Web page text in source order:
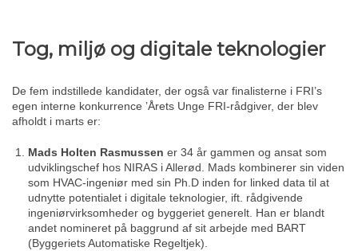
Tog, miljø og digitale teknologier
De fem indstillede kandidater, der også var finalisterne i FRI’s
egen interne konkurrence ’Årets Unge FRI-rådgiver, der blev
afholdt i marts er:
Mads Holten Rasmussen er 34 år gammen og ansat som
udviklingschef hos NIRAS i Allerød. Mads kombinerer sin viden
som HVAC-ingeniør med sin Ph.D inden for linked data til at
udnytte potentialet i digitale teknologier, ift. rådgivende
ingeniørvirksomheder og byggeriet generelt. Han er blandt
andet nomineret på baggrund af sit arbejde med BART
(Byggeriets Automatiske Regeltjek).